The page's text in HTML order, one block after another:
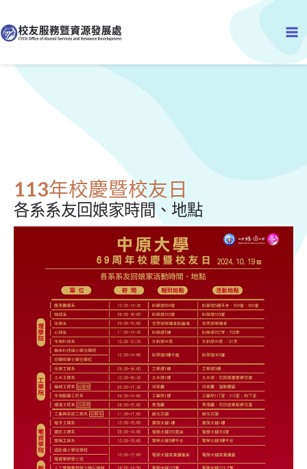
至
主
113年校慶暨校友日
各系系友回娘家時間、地點